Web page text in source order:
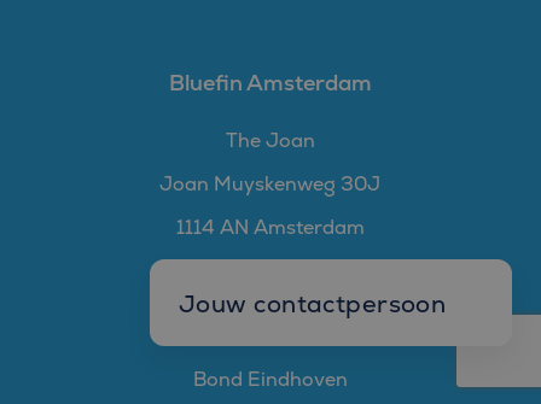
Jouw contactpersoon
Bluefin Amsterdam
The Joan
Joan Muyskenweg 30J
1114 AN Amsterdam
Bluefin Eindhoven
Bond Eindhoven